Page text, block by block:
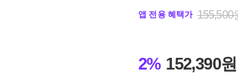
앱 전용 혜택가 155,500
2% 152,390원